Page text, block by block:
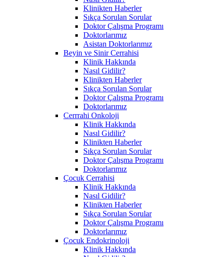
Klinikten Haberler
Sıkça Sorulan Sorular
Doktor Çalışma Programı
Doktorlarımız
Asistan Doktorlarımız
Beyin ve Sinir Cerrahisi
Klinik Hakkında
Nasıl Gidilir?
Klinikten Haberler
Sıkça Sorulan Sorular
Doktor Çalışma Programı
Doktorlarımız
Cerrrahi Onkoloji
Klinik Hakkında
Nasıl Gidilir?
Klinikten Haberler
Sıkça Sorulan Sorular
Doktor Çalışma Programı
Doktorlarımız
Çocuk Cerrahisi
Klinik Hakkında
Nasıl Gidilir?
Klinikten Haberler
Sıkça Sorulan Sorular
Doktor Çalışma Programı
Doktorlarımız
Çocuk Endokrinoloji
Klinik Hakkında